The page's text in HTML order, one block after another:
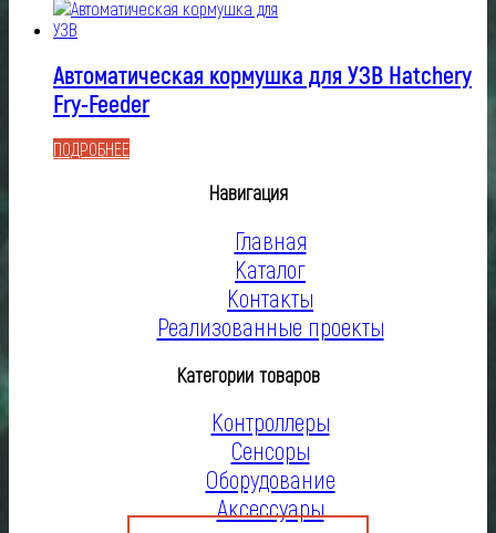
Автоматическая кормушка для УЗВ Hatchery
Fry-Feeder
ПОДРОБНЕЕ
Навигация
Главная
Каталог
Контакты
Реализованные проекты
Категории товаров
Контроллеры
Сенсоры
Оборудование
Аксессуары